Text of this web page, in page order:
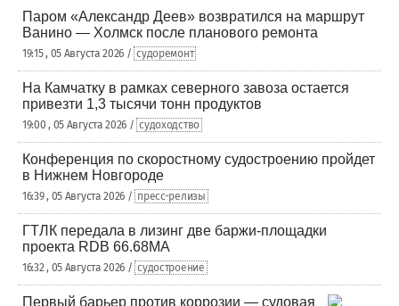
Паром «Александр Деев» возвратился на маршрут
Ванино — Холмск после планового ремонта
19:15 , 05 Августа 2026 / судоремонт
На Камчатку в рамках северного завоза остается
привезти 1,3 тысячи тонн продуктов
19:00 , 05 Августа 2026 / судоходство
Конференция по скоростному судостроению пройдет
в Нижнем Новгороде
16:39 , 05 Августа 2026 / пресс-релизы
ГТЛК передала в лизинг две баржи-площадки
проекта RDB 66.68МА
16:32 , 05 Августа 2026 / судостроение
Первый барьер против коррозии — судовая